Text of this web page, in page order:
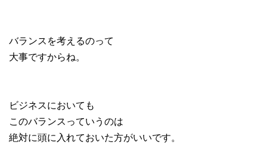
バランスを考えるのって
大事ですからね。
ビジネスにおいても
このバランスっていうのは
絶対に頭に入れておいた方がいいです。